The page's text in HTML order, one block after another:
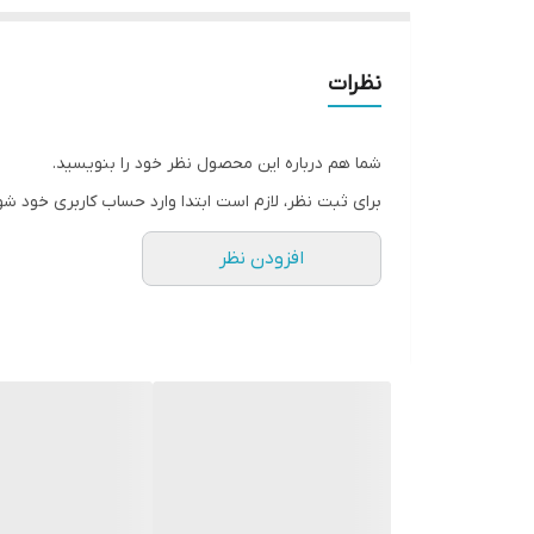
نظرات
شما هم درباره این محصول نظر خود را بنویسید.
برای ثبت نظر، لازم است ابتدا وارد حساب کاربری خود
افزودن نظر